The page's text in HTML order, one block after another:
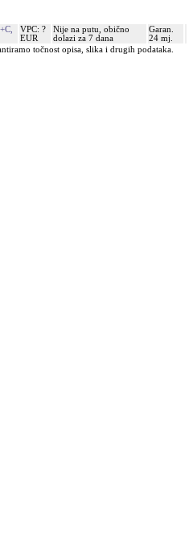
VPC: ?
EUR
Nije na putu, obično
dolazi za 7 dana
Garan.
24 mj.
točnost opisa, slika i drugih podataka.